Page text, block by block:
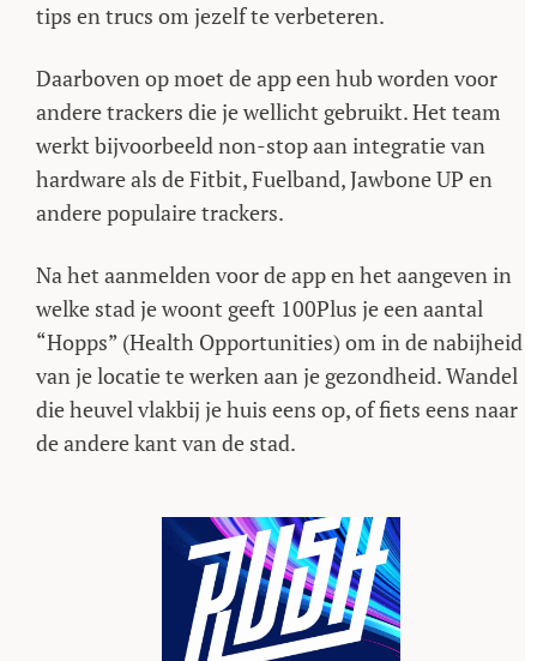
tips en trucs om jezelf te verbeteren.
Daarboven op moet de app een hub worden voor
andere trackers die je wellicht gebruikt. Het team
werkt bijvoorbeeld non-stop aan integratie van
hardware als de Fitbit, Fuelband, Jawbone UP en
andere populaire trackers.
Na het aanmelden voor de app en het aangeven in
welke stad je woont geeft 100Plus je een aantal
“Hopps” (Health Opportunities) om in de nabijheid
van je locatie te werken aan je gezondheid. Wandel
die heuvel vlakbij je huis eens op, of fiets eens naar
de andere kant van de stad.